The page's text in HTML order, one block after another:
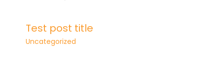
Test post title
Uncategorized